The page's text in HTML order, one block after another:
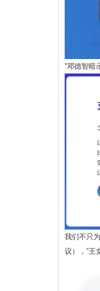
”邓德智暗
我们不只
议），”王